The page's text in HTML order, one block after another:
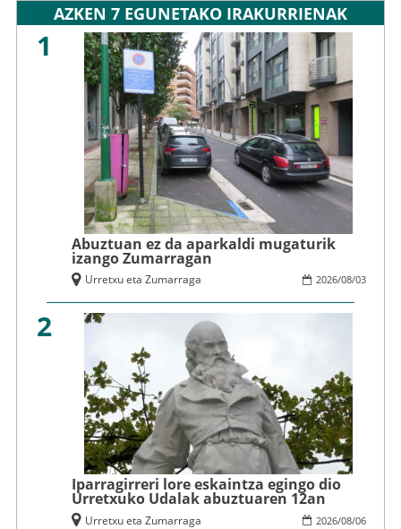
AZKEN 7 EGUNETAKO IRAKURRIENAK
1
Abuztuan ez da aparkaldi mugaturik
izango Zumarragan
2026/08/03
Urretxu eta Zumarraga
2
Iparragirreri lore eskaintza egingo dio
Urretxuko Udalak abuztuaren 12an
2026/08/06
Urretxu eta Zumarraga